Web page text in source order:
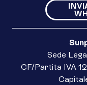
Sede
CF/Partita IVA